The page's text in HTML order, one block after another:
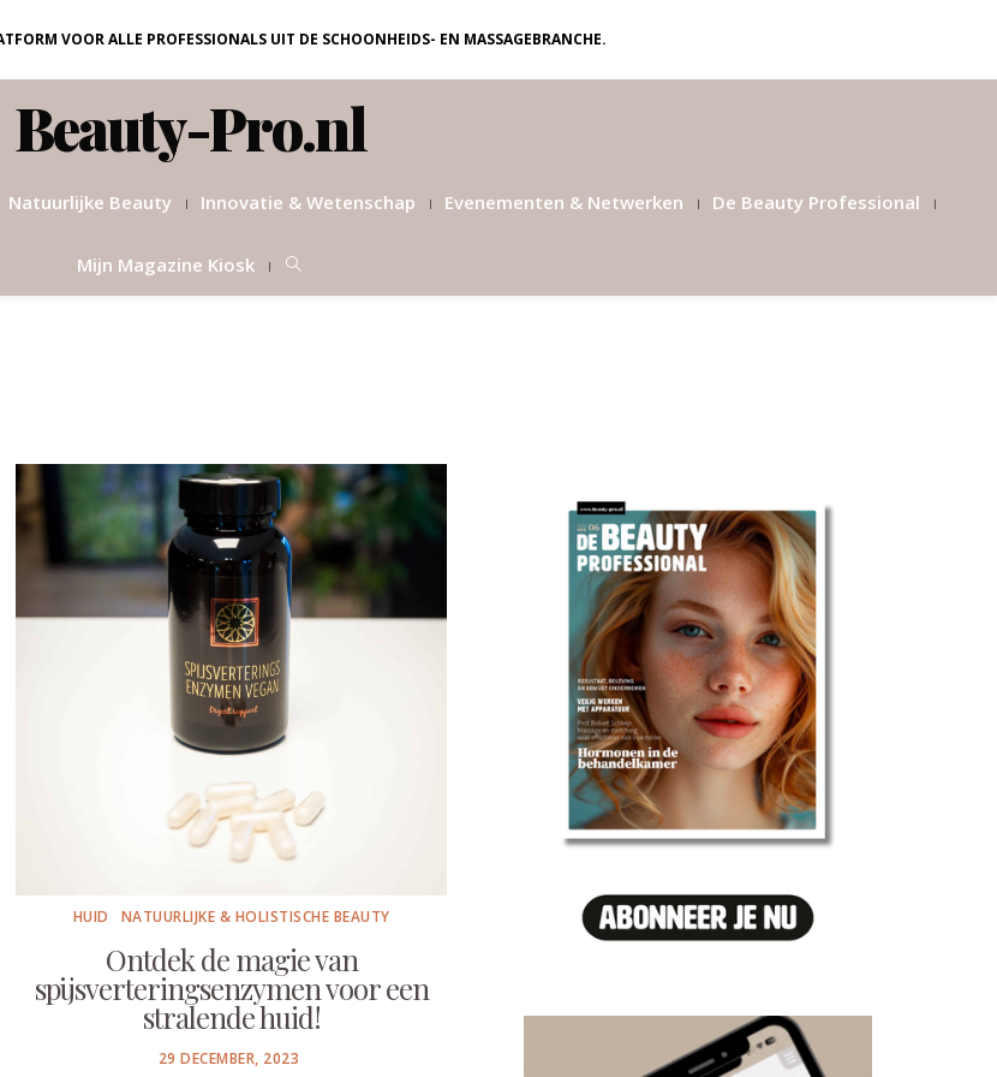
VOOR ALLE PROFESSIONALS UIT DE SCHOONHEIDS- EN MASSAGEBRANCHE.
Beauty-Pro.nl
Natuurlijke Beauty Innovatie & Wetenschap Evenementen & Netwerken De Beauty Professional
Mijn Magazine Kiosk
HUID NATUURLIJKE & HOLISTISCHE BEAUTY
Ontdek de magie van
spijsverteringsenzymen voor een
stralende huid!
POSTED
29 DECEMBER, 2023